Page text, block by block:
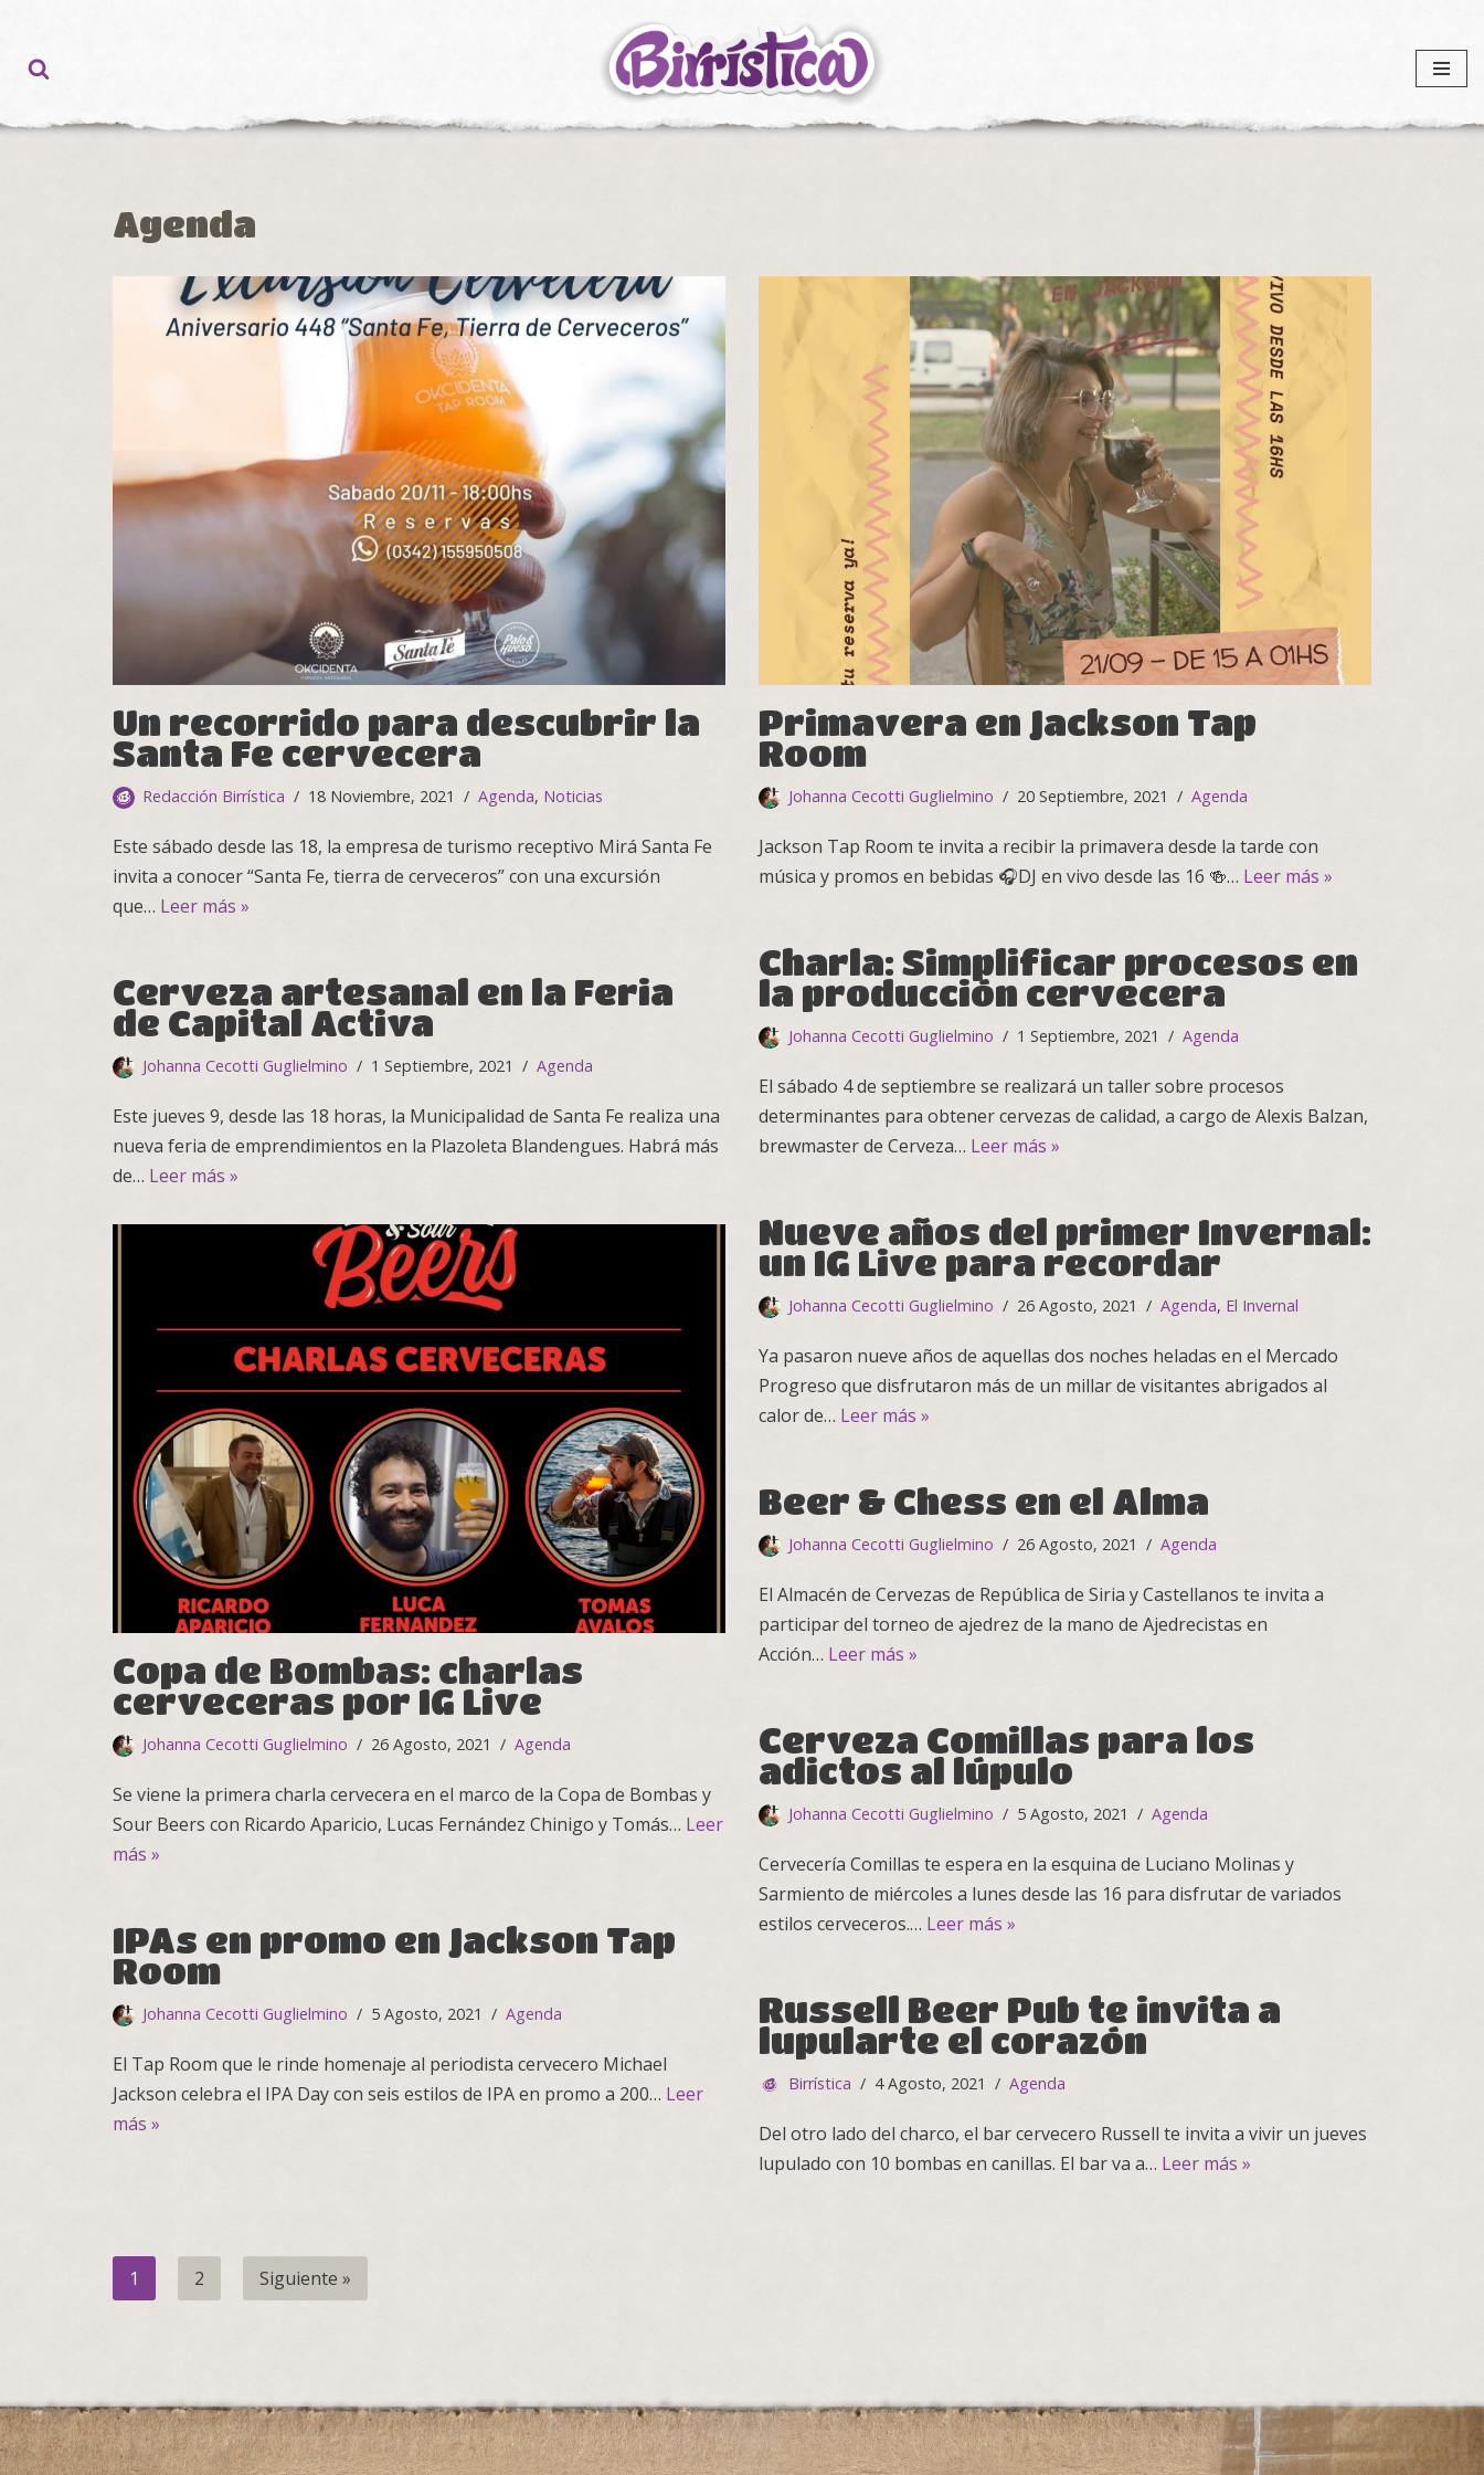
Ir
contenido
Agenda
Un recorrido para descubrir la
Santa Fe cervecera
Redacción Birrística 18 Noviembre, 2021 Agenda, Noticias
Este sábado desde las 18, la empresa de turismo receptivo Mirá Santa Fe
invita a conocer “Santa Fe, tierra de cerveceros” con una excursión
que… Leer más »
Primavera en Jackson Tap
Room
Johanna Cecotti Guglielmino 20 Septiembre, 2021 Agenda
Jackson Tap Room te invita a recibir la primavera desde la tarde con
música y promos en bebidas 🎧DJ en vivo desde las 16 🍻… Leer más »
Charla: Simplificar procesos en
la producción cervecera
Johanna Cecotti Guglielmino 1 Septiembre, 2021 Agenda
El sábado 4 de septiembre se realizará un taller sobre procesos
determinantes para obtener cervezas de calidad, a cargo de Alexis Balzan,
brewmaster de Cerveza… Leer más »
Cerveza artesanal en la Feria
de Capital Activa
Johanna Cecotti Guglielmino 1 Septiembre, 2021 Agenda
Este jueves 9, desde las 18 horas, la Municipalidad de Santa Fe realiza una
nueva feria de emprendimientos en la Plazoleta Blandengues. Habrá más
de… Leer más »
Nueve años del primer Invernal:
un IG Live para recordar
Johanna Cecotti Guglielmino 26 Agosto, 2021 Agenda, El Invernal
Ya pasaron nueve años de aquellas dos noches heladas en el Mercado
Progreso que disfrutaron más de un millar de visitantes abrigados al
calor de… Leer más »
Copa de Bombas: charlas
cerveceras por IG Live
Johanna Cecotti Guglielmino 26 Agosto, 2021 Agenda
Se viene la primera charla cervecera en el marco de la Copa de Bombas y
Sour Beers con Ricardo Aparicio, Lucas Fernández Chinigo y Tomás… Leer
más »
Beer & Chess en el Alma
Johanna Cecotti Guglielmino 26 Agosto, 2021 Agenda
El Almacén de Cervezas de República de Siria y Castellanos te invita a
participar del torneo de ajedrez de la mano de Ajedrecistas en
Acción… Leer más »
Cerveza Comillas para los
adictos al lúpulo
Johanna Cecotti Guglielmino 5 Agosto, 2021 Agenda
Cervecería Comillas te espera en la esquina de Luciano Molinas y
Sarmiento de miércoles a lunes desde las 16 para disfrutar de variados
estilos cerveceros.… Leer más »
IPAs en promo en Jackson Tap
Room
Johanna Cecotti Guglielmino 5 Agosto, 2021 Agenda
El Tap Room que le rinde homenaje al periodista cervecero Michael
Jackson celebra el IPA Day con seis estilos de IPA en promo a 200… Leer
más »
Russell Beer Pub te invita a
lupularte el corazón
Birrística 4 Agosto, 2021 Agenda
Del otro lado del charco, el bar cervecero Russell te invita a vivir un jueves
lupulado con 10 bombas en canillas. El bar va a… Leer más »
1 2 Siguiente »